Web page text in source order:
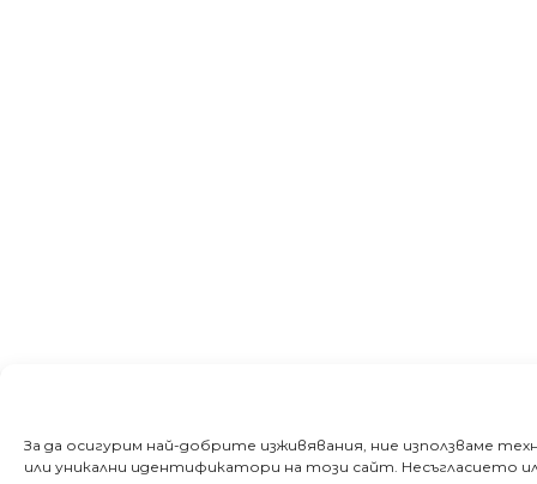
За да осигурим най-добрите изживявания, ние използваме
или уникални идентификатори на този сайт. Несъгласието